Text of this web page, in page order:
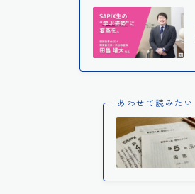
あわせて読みたい